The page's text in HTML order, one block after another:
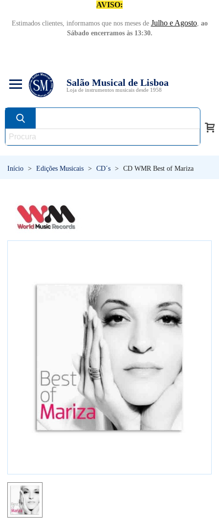
AVISO:
Estimados clientes, informamos que nos meses de Julho e Agosto, ao
Sábado encerramos às 13:30.
Salão Musical de Lisboa
Loja de instrumentos musicais desde 1958
Início > Edições Musicais > CD´s > CD WMR Best of Mariza